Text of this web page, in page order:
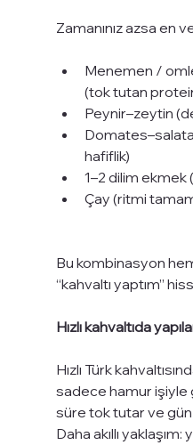
Zamanınız azsa en
Menemen /
(tok tutan
Peynir–zeytin
hafiflik)
1–2 dilim
Çay (ritmi
Bu kombinasyon
“kahvaltı yaptım”
Hızlı kahvaltıda
Hızlı Türk
sadece hamur işiyle
süre tok tutar ve gün
Daha akıllı